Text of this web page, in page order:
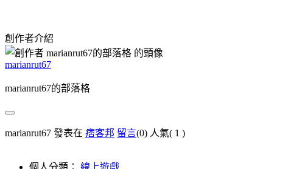
創作者介紹
marianrut67
marianrut67的部落格
marianrut67 發表在 痞客邦 留言(0) 人氣( 1 )
個人分類： 線上遊戲